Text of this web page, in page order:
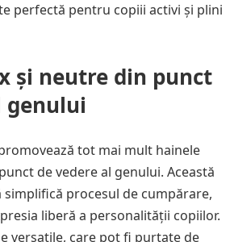
perfectă pentru copiii activi și plini
și neutre din punct
genului
tot mai mult hainele
de vedere al genului. Această
procesul de cumpărare,
liberă a personalității copiilor.
versatile, care pot fi purtate de